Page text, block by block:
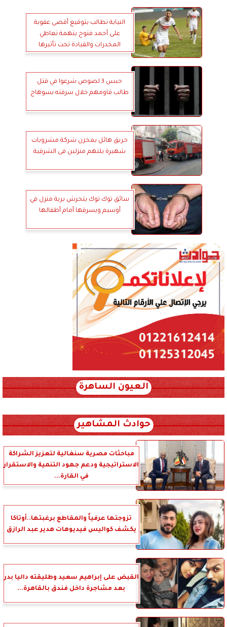
النيابة تطالب بتوقيع أقصى عقوبة
على أحمد فتوح بتهمة تعاطي
المخدرات والقيادة تحت تأثيرها
حبس 3 لصوص شرعوا في قتل
طالب قاومهم خلال سرقته بسوهاج
حريق هائل بمخزن شركة مشروبات
شهيرة يلتهم منزلين فى الشرقية
سائق توك توك يتحرش بربة منزل في
أوسيم ويسرقها أمام أطفالها
العيون الساهرة
حوادث المشاهير
مباحثات مصرية سنغالية لتعزيز الشراكة
الاستراتيجية ودعم جهود التنمية والاستقرار
في القارة...
تزوجتها عرفياً والمقاطع برغبتها..أوتاكا
يكشف كواليس فيديوهات هدير عبد الرازق
القبض على إبراهيم سعيد وطليقته داليا بدر
بعد مشاجرة داخل فندق بالقاهرة...